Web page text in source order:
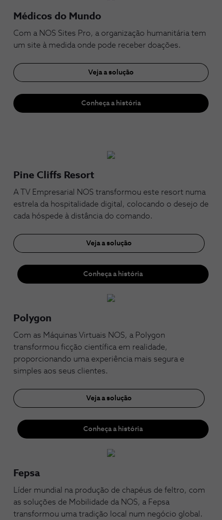
Médicos do Mundo
Com a NOS Sites Pro, a organização humanitária tem
um site à medida onde pode receber doações.
Veja a solução
Conheça a história
Pine Cliffs Resort
A TV Empresarial NOS transformou este resort numa
estrela da hospitalidade digital, colocando o desejo de
cada hóspede à distância do comando.
Veja a solução
Conheça a história
Polygon
Com as Máquinas Virtuais NOS, a Polygon
transformou ficção científica em realidade,
proporcionando uma experiência mais segura e
simples aos seus clientes.
Veja a solução
Conheça a história
Fepsa
Líder mundial na produção de chapéus de feltro, com
as soluções de Mobilidade da NOS, a Fepsa
transformou uma tradição local num negócio global.